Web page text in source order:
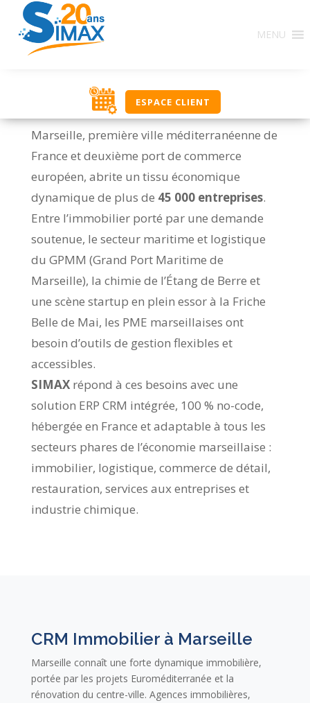
MENU
ESPACE CLIENT
Marseille, première ville méditerranéenne de
France et deuxième port de commerce
européen, abrite un tissu économique
dynamique de plus de 45 000 entreprises.
Entre l’immobilier porté par une demande
soutenue, le secteur maritime et logistique
du GPMM (Grand Port Maritime de
Marseille), la chimie de l’Étang de Berre et
une scène startup en plein essor à la Friche
Belle de Mai, les PME marseillaises ont
besoin d’outils de gestion flexibles et
accessibles.
SIMAXrépond à ces besoins avec une
solution ERP CRM intégrée, 100 % no-code,
hébergée en France et adaptable à tous les
secteurs phares de l’économie marseillaise :
immobilier, logistique, commerce de détail,
restauration, services aux entreprises et
industrie chimique.
CRM Immobilier à Marseille
Marseille connaît une forte dynamique immobilière,
portée par les projets Euroméditerranée et la
rénovation du centre-ville. Agences immobilières,